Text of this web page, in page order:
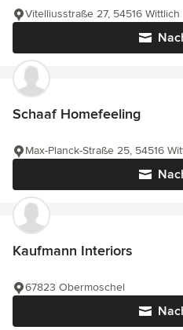
Vitelliusstraße 27, 54516 Wittlich
Schaaf Homefeeling
Max-Planck-Straße 25, 54516
Kaufmann Interiors
67823 Obermoschel